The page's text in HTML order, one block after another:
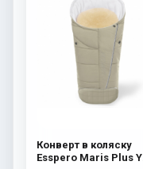
Конверт в коляску
Esspero Maris Plus Y